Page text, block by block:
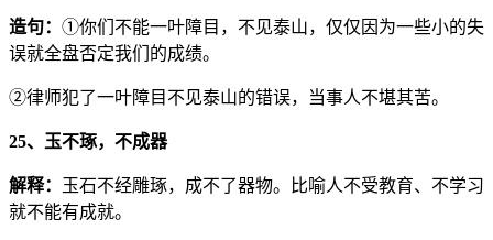
造句： ①你们不能一叶障目，不见泰山，仅仅因为一些小的失
误就全盘否定我们的成绩。
②律师犯了一叶障目不见泰山的错误，当事人不堪其苦。
25、玉不琢，不成器
解释：
玉石不经雕琢，成不了器物。比喻人不受教育、不学习
就不能有成就。